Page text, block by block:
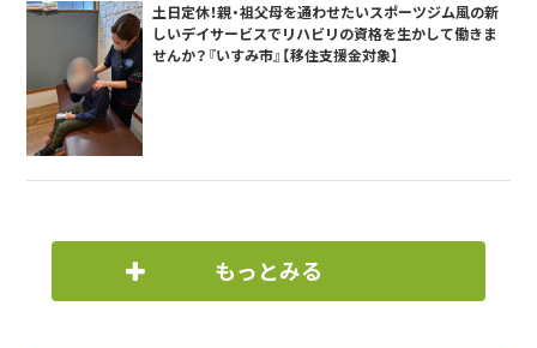
土日定休！親・祖父母を通わせたいスポーツジム風の新
しいデイサービスでリハビリの資格を生かして働きま
せんか？『いすみ市』【移住支援金対象】
もっとみる